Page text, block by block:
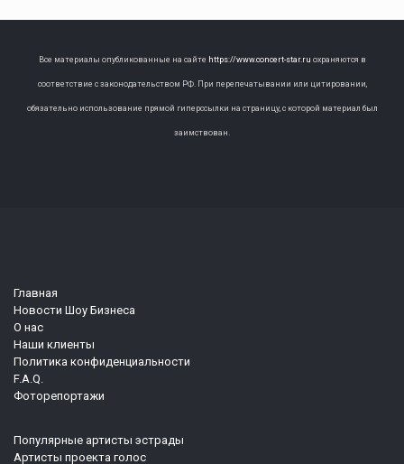
Все материалы опубликованные на сайте https://www.concert-star.ru охраняются в
соответствие с законодательством РФ. При перепечатывании или цитировании,
обязательно использование прямой гиперссылки на страницу, с которой материал был
заимствован.
Главная
Новости Шоу Бизнеса
О нас
Наши клиенты
Политика конфиденциальности
F.A.Q.
Фоторепортажи
Популярные артисты эстрады
Артисты проекта голос